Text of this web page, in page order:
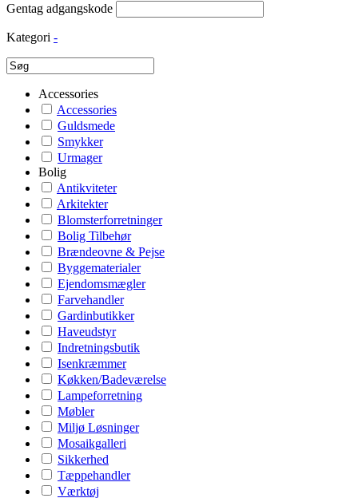
Gentag adgangskode
Kategori -
Accessories
Accessories
Guldsmede
Smykker
Urmager
Bolig
Antikviteter
Arkitekter
Blomsterforretninger
Bolig Tilbehør
Brændeovne & Pejse
Byggematerialer
Ejendomsmægler
Farvehandler
Gardinbutikker
Haveudstyr
Indretningsbutik
Isenkræmmer
Køkken/Badeværelse
Lampeforretning
Møbler
Miljø Løsninger
Mosaikgalleri
Sikkerhed
Tæppehandler
Værktøj